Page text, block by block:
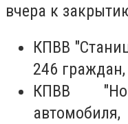
вчера к
КПВВ
246 граждан,
КПВВ
автомобиля,